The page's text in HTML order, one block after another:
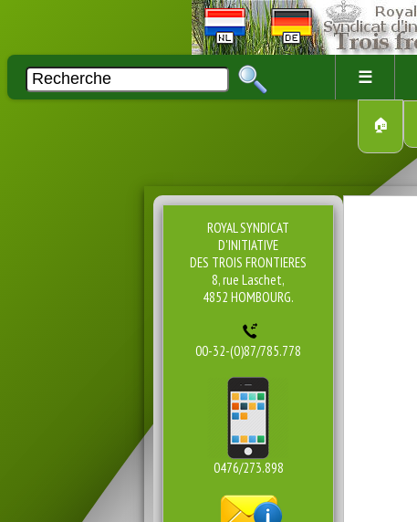
☰
🏠
ROYAL SYNDICAT
D'INITIATIVE
DES TROIS FRONTIERES
8, rue Laschet,
4852 HOMBOURG.
00-32-(0)87/785.778
0476/273.898